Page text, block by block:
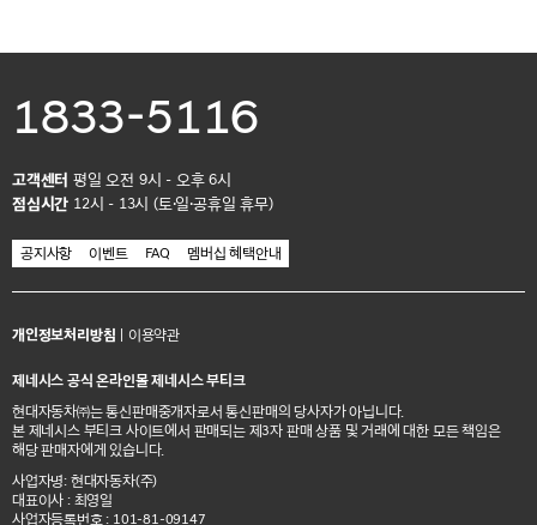
1833-5116
고객센터 평일 오전 9시 - 오후 6시
점심시간 12시 - 13시 (토·일·공휴일 휴무)
공지사항 이벤트 FAQ 멤버십 혜택안내
개인정보처리방침 이용약관
제네시스 공식 온라인몰 제네시스 부티크
현대자동차㈜는 통신판매중개자로서 통신판매의 당사자가 아닙니다.
본 제네시스 부티크 사이트에서 판매되는 제3자 판매 상품 및 거래에 대한 모든 책임은
해당 판매자에게 있습니다.
사업자명: 현대자동차(주)
대표이사 : 최영일
사업자등록번호 : 101-81-09147